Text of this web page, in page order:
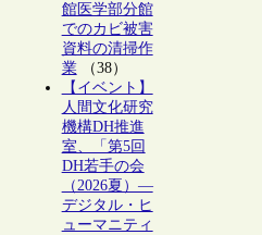
館医学部分館
でのカビ被害
資料の清掃作
業（38）
【イベント】
人間文化研究
機構DH推進
室、「第5回
DH若手の会
（2026夏）―
デジタル・ヒ
ューマニティ